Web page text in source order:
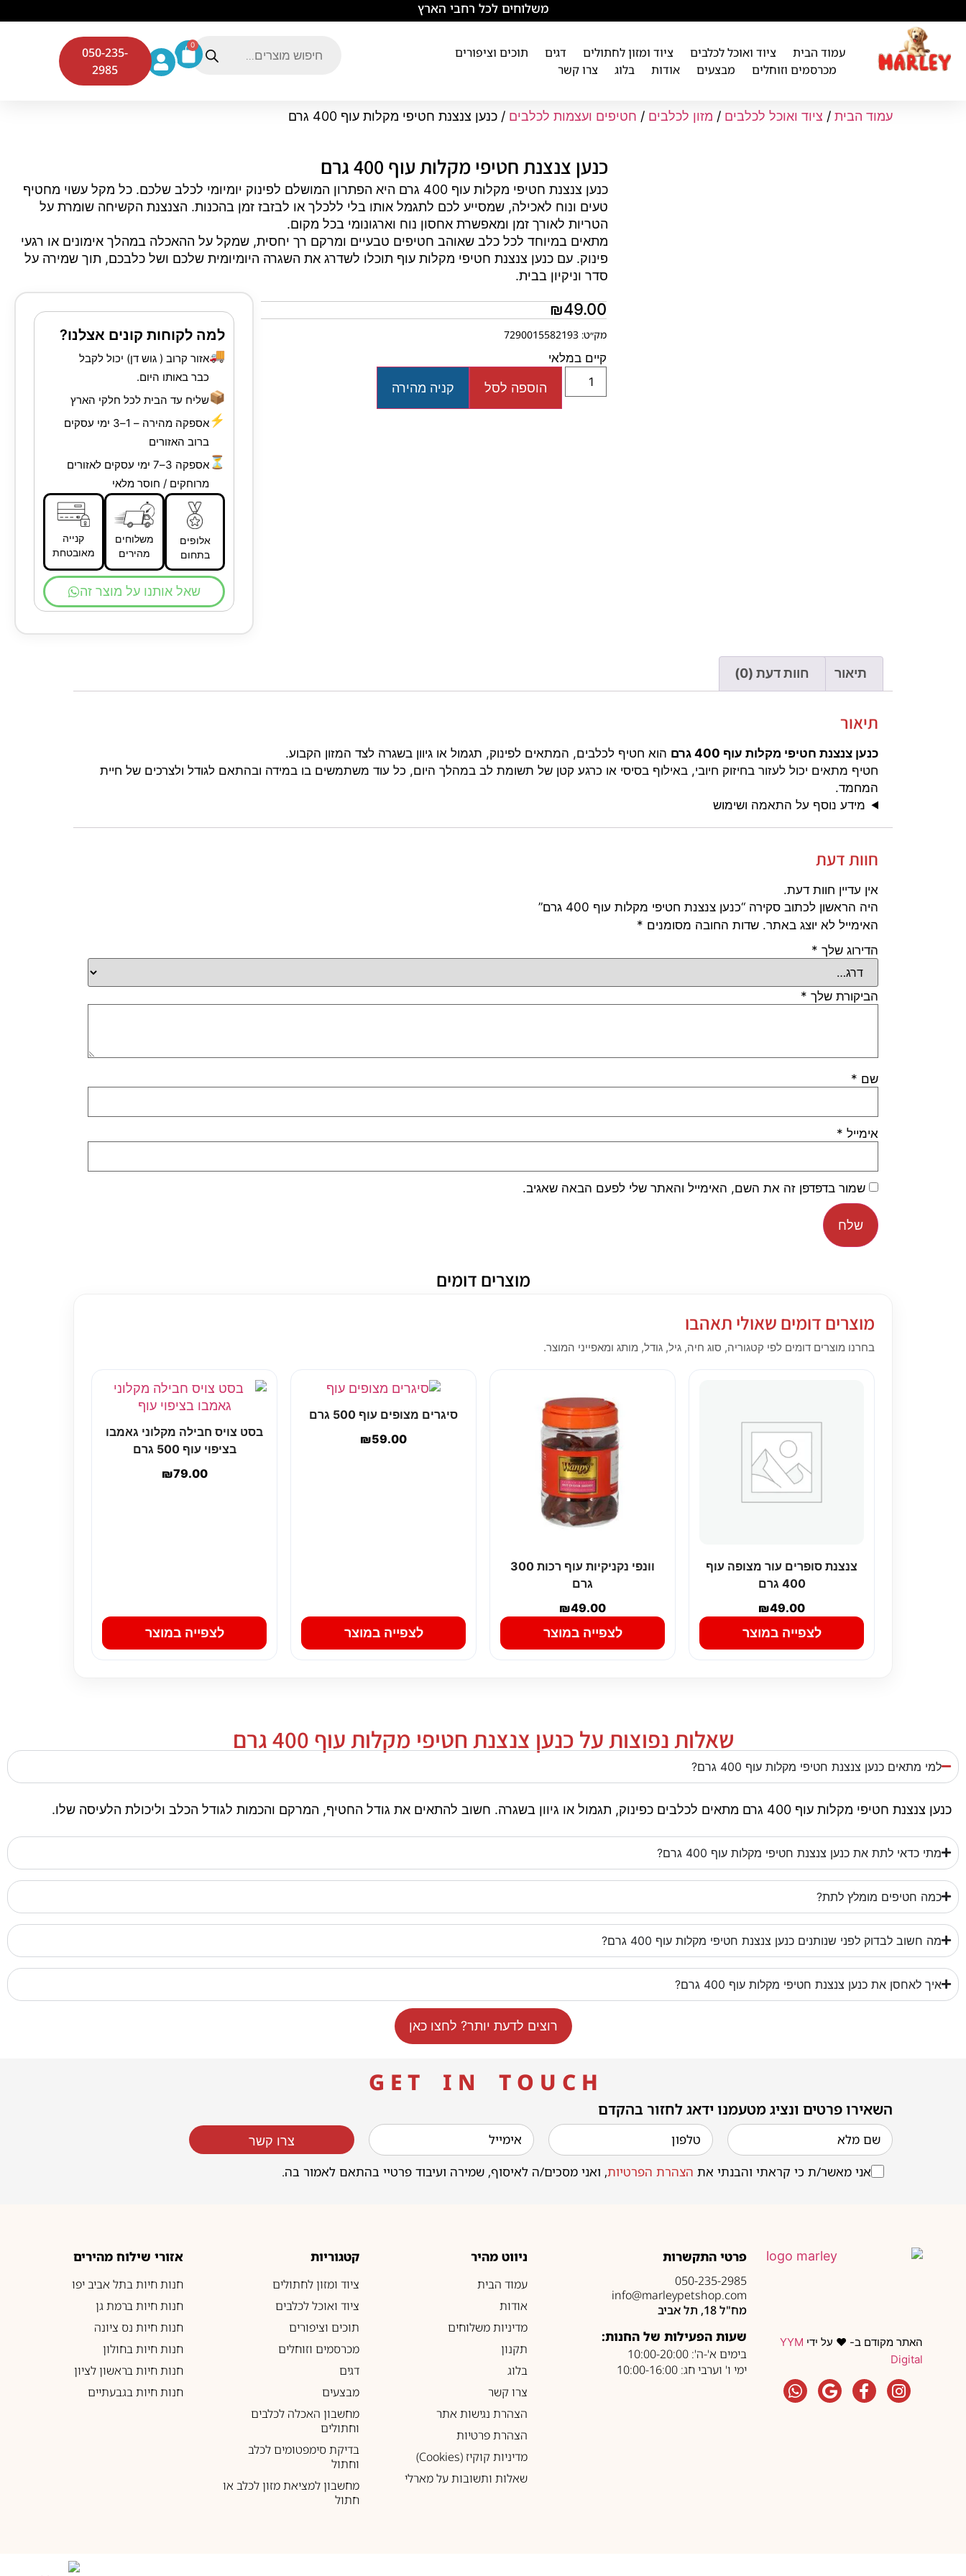
משלוחים לכל רחבי הארץ
עמוד הבית ציוד ואוכל לכלבים ציוד ומזון לחתולים דגים
תוכים וציפורים
מכרסמים וזוחלים
מבצעים אודות בלוג צרו קשר
0
050-235-
2985
עמוד הבית / ציוד ואוכל לכלבים / מזון לכלבים / חטיפים ועצמות לכלבים / כנען צנצנת חטיפי מקלות עוף 400 גרם
כנען צנצנת חטיפי מקלות עוף 400 גרם
כנען צנצנת חטיפי מקלות עוף 400 גרם היא הפתרון המושלם לפינוק יומיומי לכלב שלכם. כל מקל עשוי מחטיף
טעים ונוח לאכילה, שמסייע לכם לתגמל אותו בלי ללכלך או לבזבז זמן בהכנות. הצנצנת הקשיחה שומרת על
הטריות לאורך זמן ומאפשרת אחסון נוח וארגונומי בכל מקום.
מתאים במיוחד לכל כלב שאוהב חטיפים טבעיים ומרקם רך יחסית, שמקל על ההאכלה במהלך אימונים או רגעי
פינוק. עם כנען צנצנת חטיפי מקלות עוף תוכלו לשדרג את השגרה היומיומית שלכם ושל כלבכם, תוך שמירה על
סדר וניקיון בבית.
₪49.00
מק״ט: 7290015582193
קיים במלאי
הוספה לסל קניה מהירה
למה לקוחות קונים אצלנו?
🚚אזור קרוב ( גוש דן) יכול לקבל
כבר באותו היום.
📦שליח עד הבית לכל חלקי הארץ
⚡
אספקה מהירה – 1–3 ימי עסקים
ברוב האזורים
⏳
אספקה 3–7 ימי עסקים לאזורים
מרוחקים / חוסר מלאי
אלופים
בתחום
משלוחים
מהירים
קנייה
מאובטחת
שאל אותנו על מוצר זה
תיאור חוות דעת (0)
תיאור
כנען צנצנת חטיפי מקלות עוף 400 גרם
הוא חטיף לכלבים, המתאים לפינוק, תגמול או גיוון בשגרה לצד המזון הקבוע.
חטיף מתאים יכול לעזור בחיזוק חיובי, באילוף בסיסי או כרגע קטן של תשומת לב במהלך היום, כל עוד משתמשים בו במידה ובהתאם לגודל ולצרכים של חיית
המחמד.
מידע נוסף על התאמה ושימוש
חוות דעת
אין עדיין חוות דעת.
היה הראשון לכתוב סקירה “כנען צנצנת חטיפי מקלות עוף 400 גרם”
האימייל לא יוצג באתר. שדות החובה מסומנים *
הדירוג שלך *
הביקורת שלך *
שם *
אימייל *
שמור בדפדפן זה את השם, האימייל והאתר שלי לפעם הבאה שאגיב.
מוצרים דומים
מוצרים דומים שאולי תאהבו
בחרנו מוצרים דומים לפי קטגוריה, סוג חיה, גיל, גודל, מותג ומאפייני המוצר.
צנצנת סופרים עור מצופה עוף
400 גרם
₪49.00
לצפייה במוצר
וונפי נקניקיות עוף רכות 300
גרם
₪49.00
לצפייה במוצר
סיגרים מצופים עוף 500 גרם
₪59.00
לצפייה במוצר
בסט צויס חבילה מקלוני גאמבו
בציפוי עוף 500 גרם
₪79.00
לצפייה במוצר
שאלות נפוצות על כנען צנצנת חטיפי מקלות עוף 400 גרם
למי מתאים כנען צנצנת חטיפי מקלות עוף 400 גרם?
כנען צנצנת חטיפי מקלות עוף 400 גרם מתאים לכלבים כפינוק, תגמול או גיוון בשגרה. חשוב להתאים את גודל החטיף, המרקם והכמות לגודל הכלב וליכולת הלעיסה שלו.
מתי כדאי לתת את כנען צנצנת חטיפי מקלות עוף 400 גרם?
כמה חטיפים מומלץ לתת?
מה חשוב לבדוק לפני שנותנים כנען צנצנת חטיפי מקלות עוף 400 גרם?
איך לאחסן את כנען צנצנת חטיפי מקלות עוף 400 גרם?
רוצים לדעת יותר? לחצו כאן
G E T I N T O U C H
השאירו פרטים ונציג מטעמנו ידאג לחזור בהקדם
אני מאשר/ת כי קראתי והבנתי את הצהרת הפרטיות, ואני מסכים/ה לאיסוף, שמירה ועיבוד פרטיי בהתאם לאמור בה.
צרו קשר
האתר מקודם ב- ❤️ על ידי YYM
Digital
פרטי התקשרות
050-235-2985
info@marleypetshop.com
מח"ל 18, תל אביב
שעות הפעילות של החנות:
בימים א'-ה': 10:00-20:00
ימי ו' וערבי חג: 10:00-16:00
ניווט מהיר
עמוד הבית
אודות
מדיניות משלוחים
תקנון
בלוג
צרו קשר
הצהרת נגישות אתר
הצהרת פרטיות
מדיניות קוקיז (Cookies)
שאלות ותשובות על מארלי
קטגוריות
ציוד ומזון לחתולים
ציוד ואוכל לכלבים
תוכים וציפורים
מכרסמים וזוחלים
דגים
מבצעים
מחשבון האכלה לכלבים
וחתולים
בדיקת סימפטומים לכלב
וחתול
מחשבון למציאת מזון לכלב או
חתול
אזורי שילוח מהירים
חנות חיות בתל אביב יפו
חנות חיות ברמת גן
חנות חיות נס ציונה
חנות חיות בחולון
חנות חיות בראשון לציון
חנות חיות בגבעתיים